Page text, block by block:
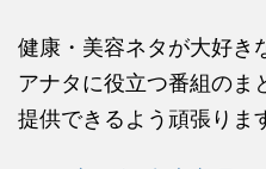
健康・美容ネタが大好き
アナタに役立つ番組のま
提供できるよう頑張りま